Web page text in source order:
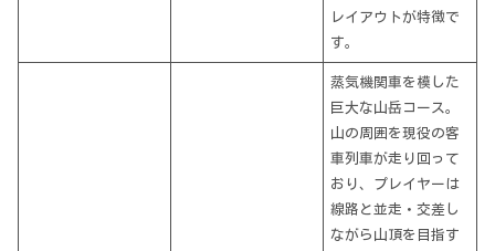
レイアウトが特徴で
す​。
蒸気機関車を模した
巨大な山岳コース。
山の周囲を現役の客
車列車が走り回って
おり、プレイヤーは
線路と並走・交差し
ながら山頂を目指す